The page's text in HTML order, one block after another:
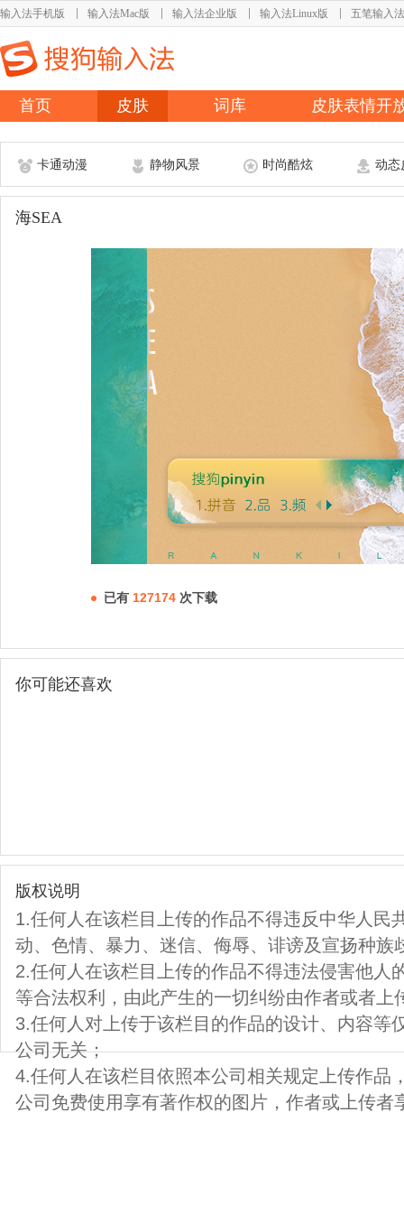
输入法手机版 输入法Mac版 输入法企业版 输入法Linux版 五笔输入法
首页 皮肤 词库 皮肤表情开
卡通动漫 静物风景 时尚酷炫 动态
海SEA
已有 127174 次下载
你可能还喜欢
版权说明
1.任何人在该栏目上传的作品不得违反中华人民
动、色情、暴力、迷信、侮辱、诽谤及宣扬种族
2.任何人在该栏目上传的作品不得违法侵害他人
等合法权利，由此产生的一切纠纷由作者或者上
3.任何人对上传于该栏目的作品的设计、内容等
公司无关；
4.任何人在该栏目依照本公司相关规定上传作品
公司免费使用享有著作权的图片，作者或上传者